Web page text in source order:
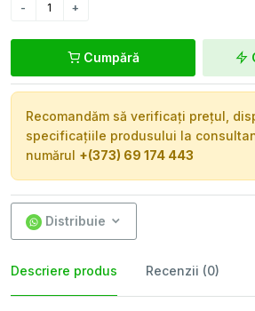
Cumpără
Recomandăm să verificați prețul,
specificațiile produsului la
numărul +(373) 69 174 443
Distribuie
Descriere produs Recenzii (0)